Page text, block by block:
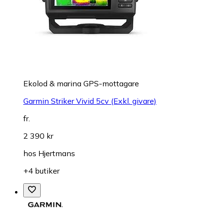
Ekolod & marina GPS-mottagare
Garmin Striker Vivid 5cv (Exkl. givare)
fr.
2 390 kr
hos Hjertmans
+4 butiker